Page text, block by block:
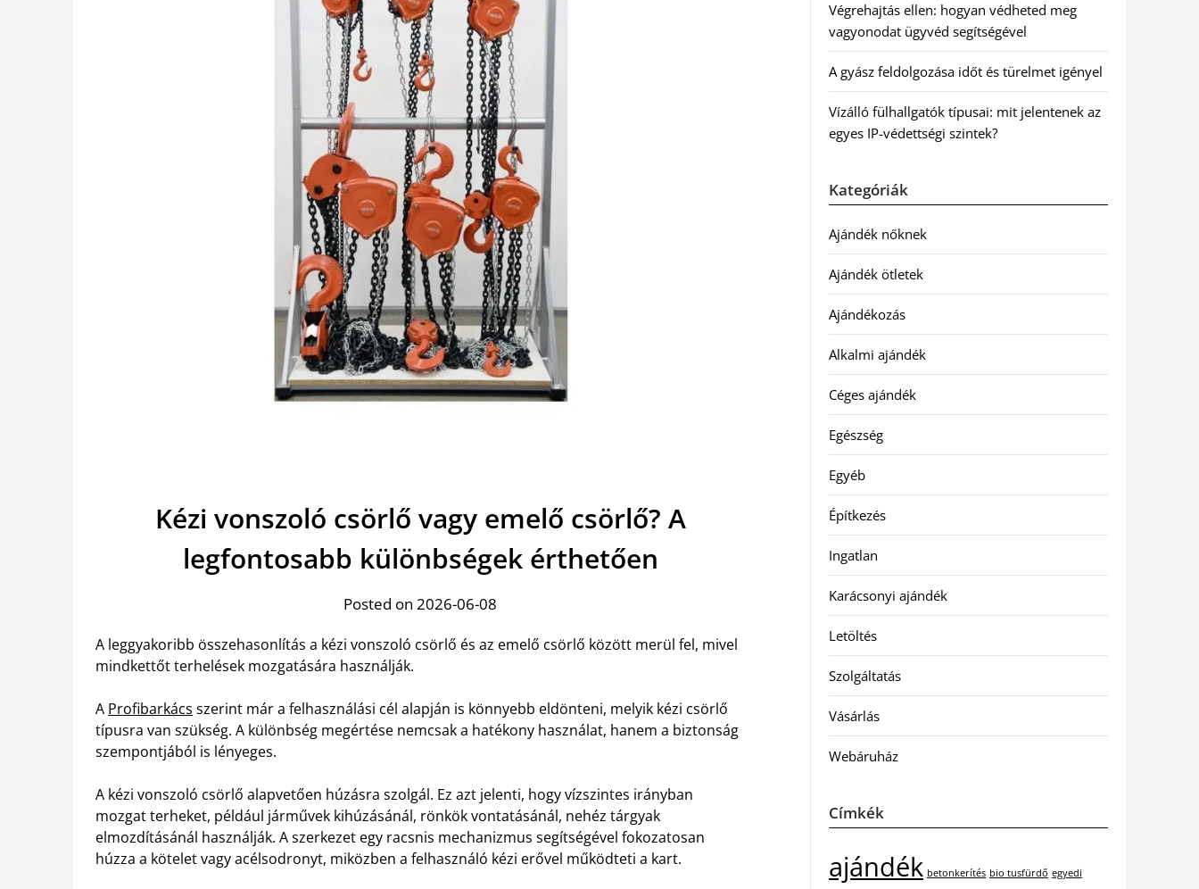
Kézi vonszoló csörlő vagy emelő csörlő? A
legfontosabb különbségek érthetően
Posted on 2026-06-08
A leggyakoribb összehasonlítás a kézi vonszoló csörlő és az emelő csörlő között merül fel, mivel
mindkettőt terhelések mozgatására használják.
A Profibarkács szerint már a felhasználási cél alapján is könnyebb eldönteni, melyik kézi csörlő
típusra van szükség. A különbség megértése nemcsak a hatékony használat, hanem a biztonság
szempontjából is lényeges.
A kézi vonszoló csörlő alapvetően húzásra szolgál. Ez azt jelenti, hogy vízszintes irányban
mozgat terheket, például járművek kihúzásánál, rönkök vontatásánál, nehéz tárgyak
elmozdításánál használják. A szerkezet egy racsnis mechanizmus segítségével fokozatosan
húzza a kötelet vagy acélsodronyt, miközben a felhasználó kézi erővel működteti a kart.
Végrehajtás ellen: hogyan védheted meg
vagyonodat ügyvéd segítségével
A gyász feldolgozása időt és türelmet igényel
Vízálló fülhallgatók típusai: mit jelentenek az
egyes IP-védettségi szintek?
Kategóriák
Ajándék nőknek
Ajándék ötletek
Ajándékozás
Alkalmi ajándék
Céges ajándék
Egészség
Egyéb
Építkezés
Ingatlan
Karácsonyi ajándék
Letöltés
Szolgáltatás
Vásárlás
Webáruház
Címkék
ajándék betonkerítés bio tusfürdő egyedi